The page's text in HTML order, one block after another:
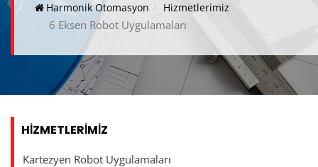
Harmonik Otomasyon Hizmetlerimiz
6 Eksen Robot Uygulamaları
HIZMETLERIMIZ
Kartezyen Robot Uygulamaları